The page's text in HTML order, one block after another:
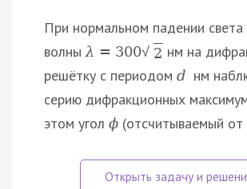
При нормальном падении
волныλ = 300√ 2 нм на
решётку с периодом d нм
серию дифракционных
этом угол ϕ (отсчитываемый